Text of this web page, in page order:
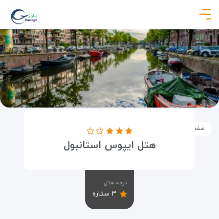
صفحه نخست اقامتگاه ها هتل ایپوس استانبول
هتل ایپوس استانبول
درجه هتل